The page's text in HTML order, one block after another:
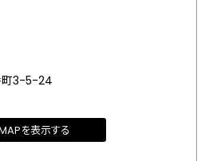
町3-5-24
を表示する